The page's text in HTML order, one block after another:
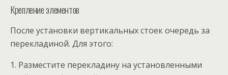
Крепление элементов
После установки вертикальных стоек очередь за
перекладиной. Для этого:
1. Разместите перекладину на установленными